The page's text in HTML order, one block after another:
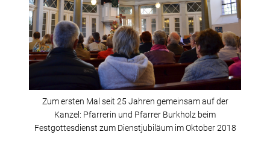
Zum ersten Mal seit 25 Jahren gemeinsam auf der
Kanzel: Pfarrerin und Pfarrer Burkholz beim
Festgottesdienst zum Dienstjubiläum im Oktober 2018